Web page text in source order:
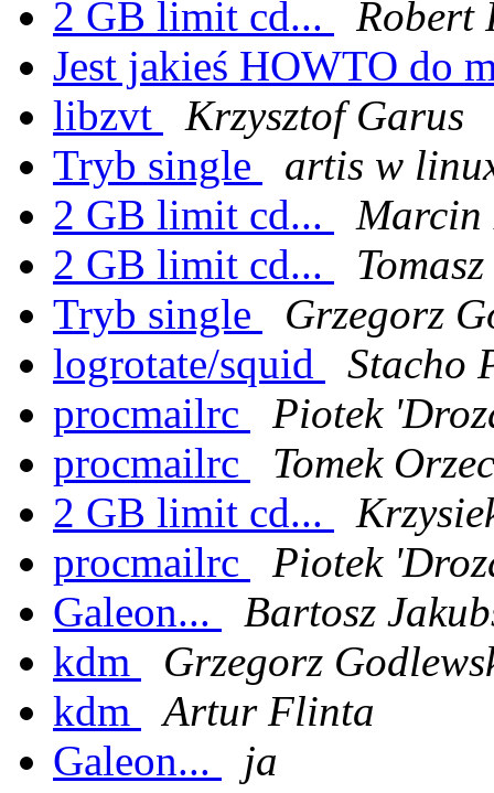
2 GB limit cd...
Robert
Jest jakieś HOWTO do
libzvt
Krzysztof Garus
Tryb single
artis w
2 GB limit cd...
Marcin
2 GB limit cd...
Tryb single
Grzegorz
logrotate/squid
Stacho
procmailrc
Piotek
procmailrc
Tomek
2 GB limit cd...
procmailrc
Piotek
Galeon...
Bartosz
kdm
Grzegorz
kdm
Artur Flinta
Galeon...
ja